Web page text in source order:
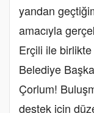
yandan
amacıyla
Erçili ile birlikte
Belediye
Çorlum!
destek için